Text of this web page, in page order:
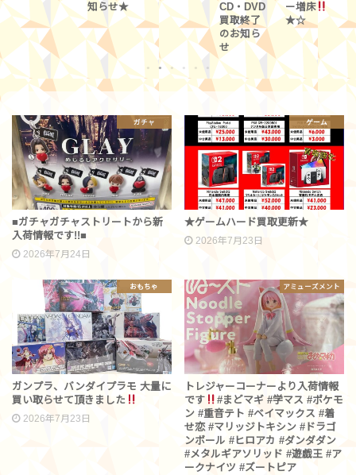
知らせ★
CD・DVD
買取終了
のお知ら
せ
ー増床
★☆
1 2 3 4 5
ガチャ
■ガチャガチャストリートから新
入荷情報です!!■
2026年7月24日
ゲーム
★ゲームハード買取更新★
2026年7月23日
おもちゃ
ガンプラ、バンダイプラモ 大量に
買い取らせて頂きました
2026年7月23日
アミューズメント
トレジャーコーナーより入荷情報
です︎
#まどマギ #学マス #ポケモ
ン #重音テト #ベイマックス #着
せ恋 #マリッジトキシン #ドラゴ
ンボール #ヒロアカ #ダンダダン
#メタルギアソリッド #遊戯王 #ア
ークナイツ #ズートピア